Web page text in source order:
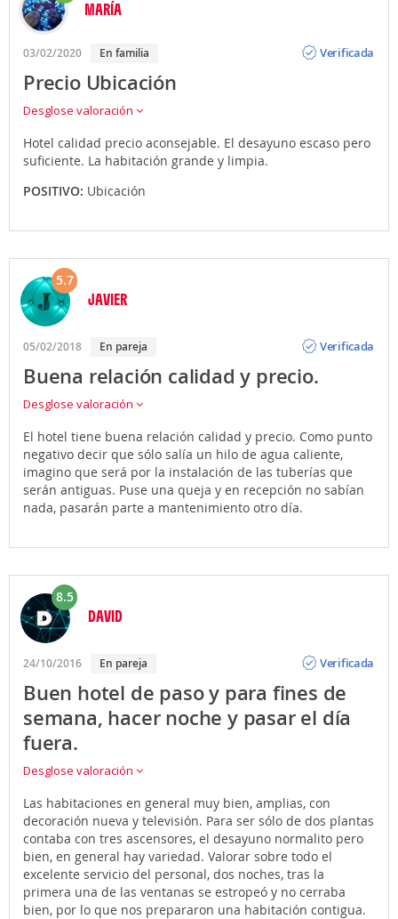
MARÍA
03/02/2020 En familia
Verificada
Precio Ubicación
Desglose valoración
Hotel calidad precio aconsejable. El desayuno escaso pero
suficiente. La habitación grande y limpia.
POSITIVO: Ubicación
5.7
JAVIER
05/02/2018 En pareja
Verificada
Buena relación calidad y precio.
Desglose valoración
El hotel tiene buena relación calidad y precio. Como punto
negativo decir que sólo salía un hilo de agua caliente,
imagino que será por la instalación de las tuberías que
serán antiguas. Puse una queja y en recepción no sabían
nada, pasarán parte a mantenimiento otro día.
8.5
DAVID
24/10/2016 En pareja
Verificada
Buen hotel de paso y para fines de
semana, hacer noche y pasar el día
fuera.
Desglose valoración
Las habitaciones en general muy bien, amplias, con
decoración nueva y televisión. Para ser sólo de dos plantas
contaba con tres ascensores, el desayuno normalito pero
bien, en general hay variedad. Valorar sobre todo el
excelente servicio del personal, dos noches, tras la
primera una de las ventanas se estropeó y no cerraba
bien, por lo que nos prepararon una habitación contigua.